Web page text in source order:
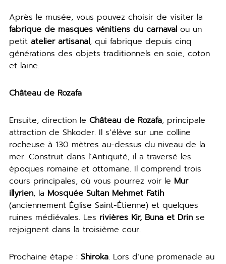
Après le musée, vous pouvez choisir de visiter la
fabrique de masques vénitiens du carnavalou un
petit atelier artisanal, qui fabrique depuis cinq
générations des objets traditionnels en soie, coton
et laine.
Château de Rozafa
Ensuite, direction le Château de Rozafa, principale
attraction de Shkoder. Il s’élève sur une colline
rocheuse à 130 mètres au-dessus du niveau de la
mer. Construit dans l’Antiquité, il a traversé les
époques romaine et ottomane. Il comprend trois
cours principales, où vous pourrez voir le Mur
illyrien, la Mosquée Sultan Mehmet Fatih
(anciennement Église Saint-Étienne) et quelques
ruines médiévales. Les rivières Kir, Buna et Drinse
rejoignent dans la troisième cour.
Prochaine étape : Shiroka. Lors d’une promenade au